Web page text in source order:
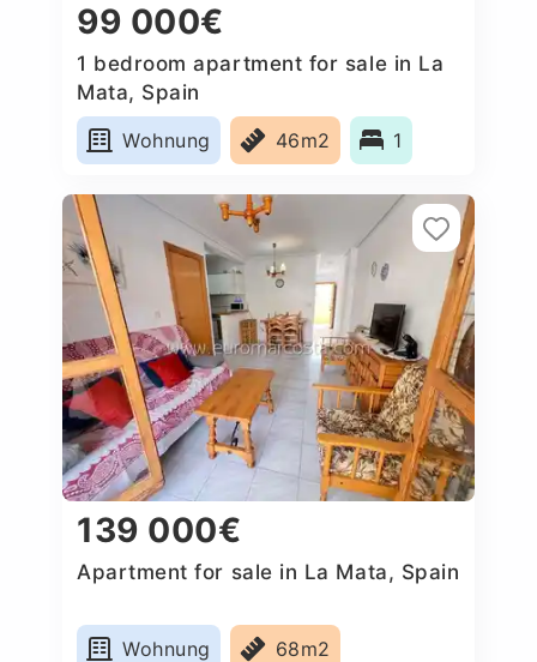
99 000€
1 bedroom apartment for sale in La
Mata, Spain
Wohnung
46m2 1
139 000€
Apartment for sale in La Mata, Spain
Wohnung 68m2